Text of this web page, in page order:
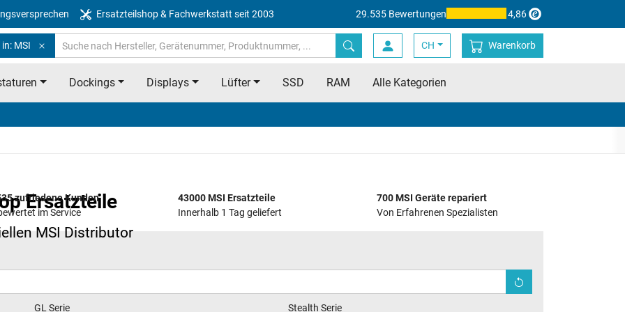
Ersatzteilshop & Fachwerkstatt seit 2003 29.535 Bewertungen 4,86
MSI CH Warenkorb
Dockings Displays Lüfter SSD RAM Alle Kategorien
Ersatzteile
MSI Distributor
zufriedene Kunden
im Service
43000 MSI Ersatzteile
Innerhalb 1 Tag geliefert
700 MSI Geräte repariert
Von Erfahrenen Spezialisten
GL Serie
Stealth Serie